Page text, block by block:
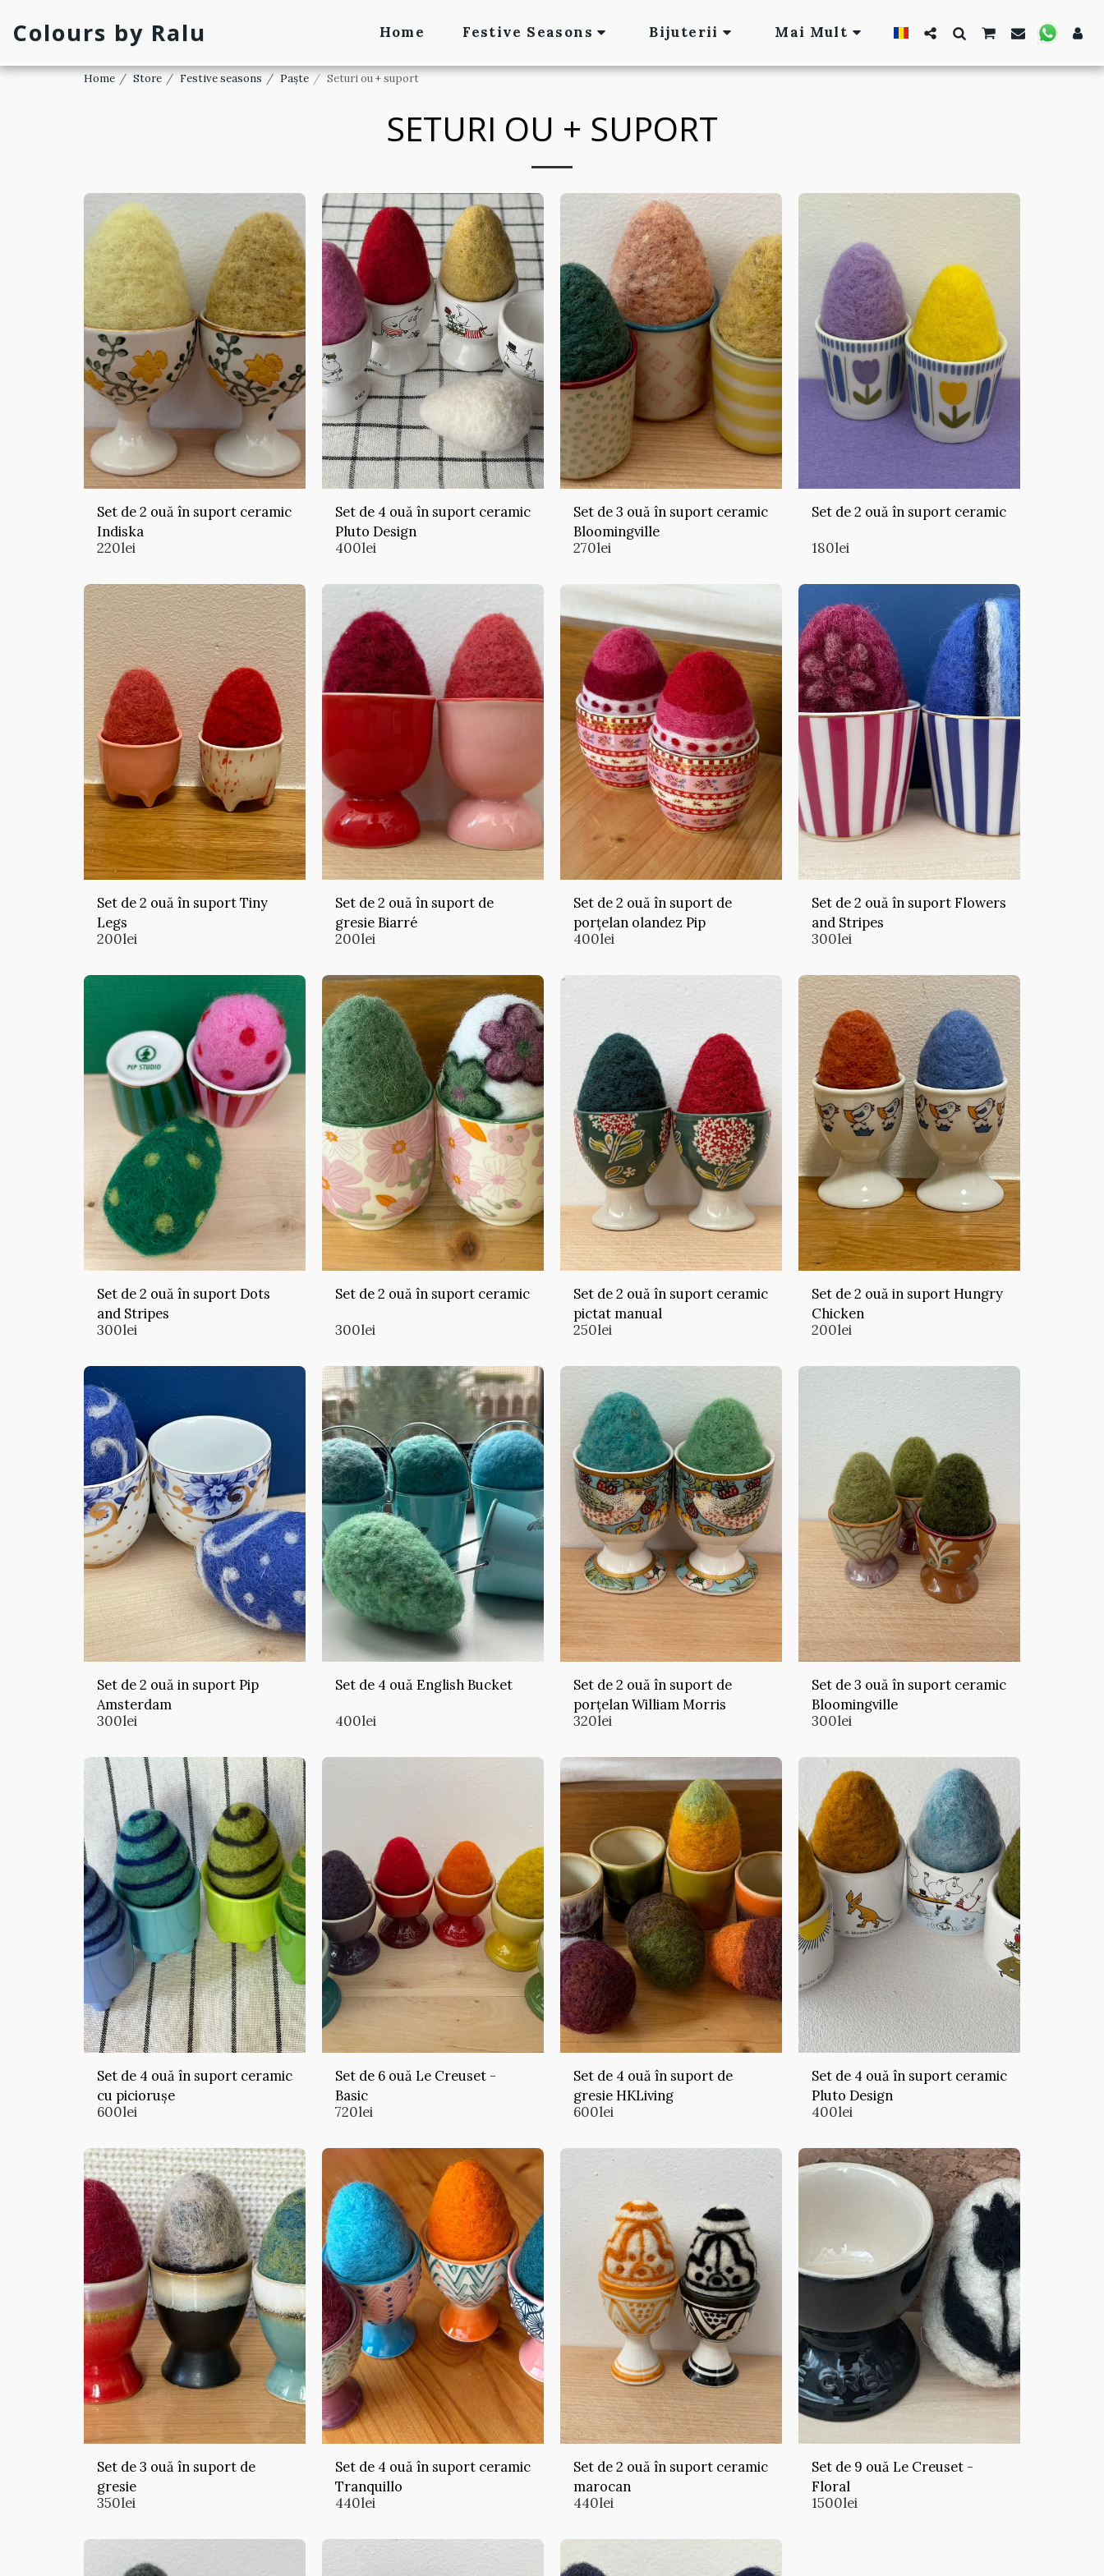
Colours by Ralu Home Festive Seasons Bijuterii Mai Mult
Home Store Festive seasons Paște Seturi ou + suport
SETURI OU + SUPORT
Set de 2 ouă în suport ceramic
Indiska
220lei
Set de 4 ouă în suport ceramic
Pluto Design
400lei
Set de 3 ouă în suport ceramic
Bloomingville
270lei
Set de 2 ouă în suport ceramic
180lei
Set de 2 ouă în suport Tiny
Legs
200lei
Set de 2 ouă în suport de
gresie Biarré
200lei
Set de 2 ouă în suport de
porțelan olandez Pip
400lei
Set de 2 ouă în suport Flowers
and Stripes
300lei
Set de 2 ouă în suport Dots
and Stripes
300lei
Set de 2 ouă în suport ceramic
300lei
Set de 2 ouă în suport ceramic
pictat manual
250lei
Set de 2 ouă in suport Hungry
Chicken
200lei
Set de 2 ouă in suport Pip
Amsterdam
300lei
Set de 4 ouă English Bucket
400lei
Set de 2 ouă în suport de
porțelan William Morris
320lei
Set de 3 ouă în suport ceramic
Bloomingville
300lei
Set de 4 ouă în suport ceramic
cu piciorușe
600lei
Set de 6 ouă Le Creuset -
Basic
720lei
Set de 4 ouă în suport de
gresie HKLiving
600lei
Set de 4 ouă în suport ceramic
Pluto Design
400lei
Set de 3 ouă în suport de
gresie
350lei
Set de 4 ouă în suport ceramic
Tranquillo
440lei
Set de 2 ouă în suport ceramic
marocan
440lei
Set de 9 ouă Le Creuset -
Floral
1500lei